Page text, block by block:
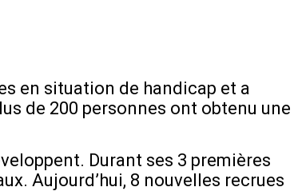
en situation de handicap et a
de 200 personnes ont obtenu une
Durant ses 3 premières
Aujourd’hui, 8 nouvelles recrues